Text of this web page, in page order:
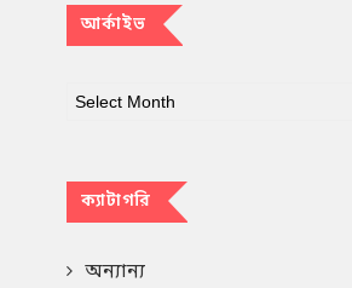
আর্কাইভ
ক্যাটাগরি
অন্যান্য